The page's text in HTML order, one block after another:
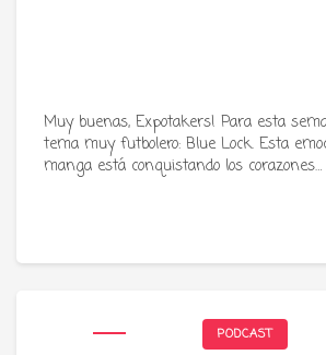
Muy buenas, Expotakers! Para esta
tema muy futbolero: Blue Lock. Esta
manga está conquistando los corazones…
PODCAST